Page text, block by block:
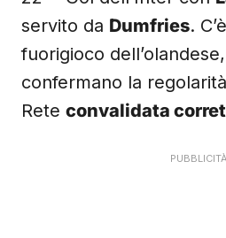
servito da Dumfries.
fuorigioco
confermano la
Rete convalidata